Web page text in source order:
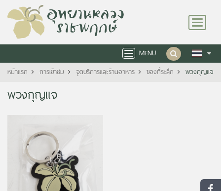
Toggle
navigation
MENU
Toggle
navigation
หน้าแรก การเข้าชม จุดบริการและร้านอาหาร ของที่ระลึก พวงกุญแจ
พวงกุญแจ